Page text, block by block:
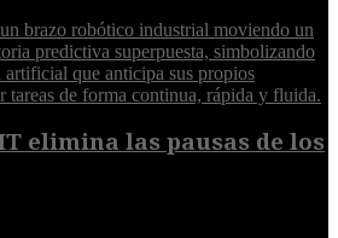
elimina las pausas de los